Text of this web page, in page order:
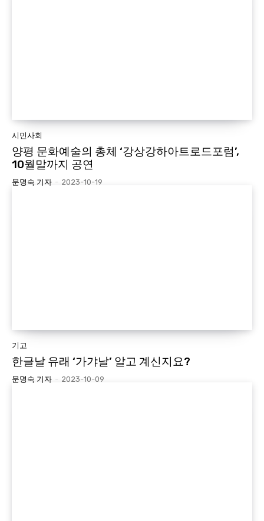
시민사회
양평 문화예술의 총체 ‘강상강하아트로드포럼’,
10월말까지 공연
문명숙 기자 - 2023-10-19
기고
한글날 유래 ‘가갸날’ 알고 계신지요?
문명숙 기자 - 2023-10-09